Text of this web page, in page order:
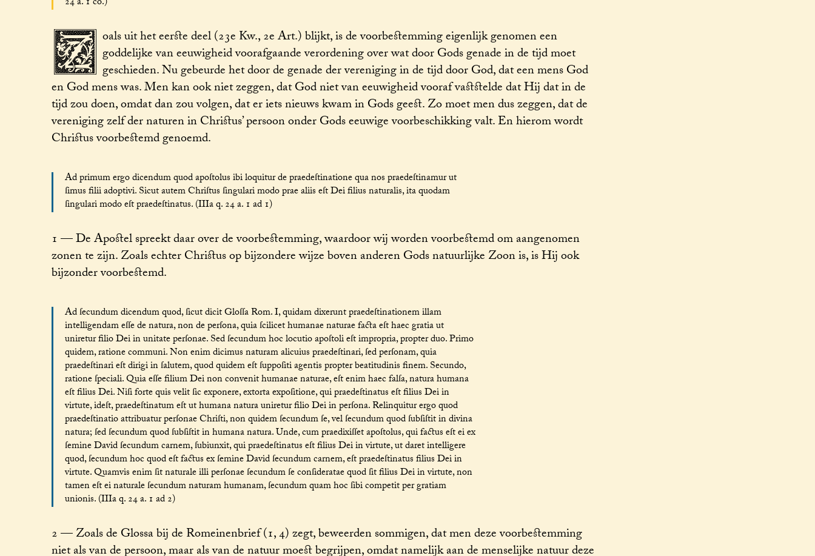
Z oals uit het eerste deel (23e Kw., 2e Art.) blijkt, is de voorbestemming eigenlijk genomen een
goddelijke van eeuwigheid voorafgaande verordening over wat door Gods genade in de tijd moet
geschieden. Nu gebeurde het door de genade der vereniging in de tijd door God, dat een mens God
en God mens was. Men kan ook niet zeggen, dat God niet van eeuwigheid vooraf vaststelde dat Hij dat in de
tijd zou doen, omdat dan zou volgen, dat er iets nieuws kwam in Gods geest. Zo moet men dus zeggen, dat de
vereniging zelf der naturen in Christus’ persoon onder Gods eeuwige voorbeschikking valt. En hierom wordt
Christus voorbestemd genoemd.
Ad primum ergo dicendum quod apoſtolus ibi loquitur de praedeſtinatione qua nos praedeſtinamur ut
ſimus filii adoptivi. Sicut autem Chriſtus ſingulari modo prae aliis eſt Dei filius naturalis, ita quodam
ſingulari modo eſt praedeſtinatus. (IIIa q. 24 a. 1 ad 1)
1 — De Apostel spreekt daar over de voorbestemming, waardoor wij worden voorbestemd om aangenomen
zonen te zijn. Zoals echter Christus op bijzondere wijze boven anderen Gods natuurlijke Zoon is, is Hij ook
bijzonder voorbestemd.
Ad ſecundum dicendum quod, ſicut dicit Gloſſa Rom. I, quidam dixerunt praedeſtinationem illam
intelligendam eſſe de natura, non de perſona, quia ſcilicet humanae naturae facta eſt haec gratia ut
uniretur filio Dei in unitate perſonae. Sed ſecundum hoc locutio apoſtoli eſt impropria, propter duo. Primo
quidem, ratione communi. Non enim dicimus naturam alicuius praedeſtinari, ſed perſonam, quia
praedeſtinari eſt dirigi in ſalutem, quod quidem eſt ſuppoſiti agentis propter beatitudinis finem. Secundo,
ratione ſpeciali. Quia eſſe filium Dei non convenit humanae naturae, eſt enim haec falſa, natura humana
eſt filius Dei. Niſi forte quis velit ſic exponere, extorta expoſitione, qui praedeſtinatus eſt filius Dei in
virtute, ideſt, praedeſtinatum eſt ut humana natura uniretur filio Dei in perſona. Relinquitur ergo quod
praedeſtinatio attribuatur perſonae Chriſti, non quidem ſecundum ſe, vel ſecundum quod ſubſiſtit in divina
natura; ſed ſecundum quod ſubſiſtit in humana natura. Unde, cum praedixiſſet apoſtolus, qui factus eſt ei ex
ſemine David ſecundum carnem, ſubiunxit, qui praedeſtinatus eſt filius Dei in virtute, ut daret intelligere
quod, ſecundum hoc quod eſt factus ex ſemine David ſecundum carnem, eſt praedeſtinatus filius Dei in
virtute. Quamvis enim ſit naturale illi perſonae ſecundum ſe conſideratae quod ſit filius Dei in virtute, non
tamen eſt ei naturale ſecundum naturam humanam, ſecundum quam hoc ſibi competit per gratiam
unionis. (IIIa q. 24 a. 1 ad 2)
2 — Zoals de Glossa bij de Romeinenbrief (1, 4) zegt, beweerden sommigen, dat men deze voorbestemming
niet als van de persoon, maar als van de natuur moest begrijpen, omdat namelijk aan de menselijke natuur deze